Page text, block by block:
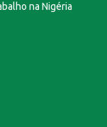
na Nigéria